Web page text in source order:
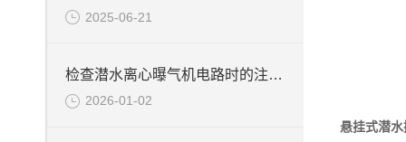
2025-06-21
检查潜水离心曝气机电路时的注意事项
2026-01-02
悬挂式潜